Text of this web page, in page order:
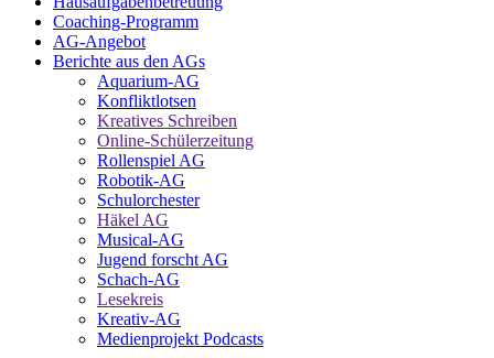
Coaching-Programm
AG-Angebot
Berichte aus den AGs
Aquarium-AG
Konfliktlotsen
Kreatives Schreiben
Online-Schülerzeitung
Rollenspiel AG
Robotik-AG
Schulorchester
Häkel AG
Musical-AG
Jugend forscht AG
Schach-AG
Lesekreis
Kreativ-AG
Medienprojekt Podcasts